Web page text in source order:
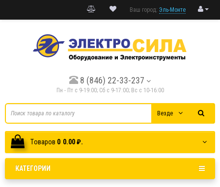
Ваш город: Эль-Монте
8 (846) 22-33-237
Пн - Пт с 9-19:00; Cб с 9-17:00; Вс с 10-16:00
Везде
Tоваров 0 0.00 ₽.
КАТЕГОРИИ